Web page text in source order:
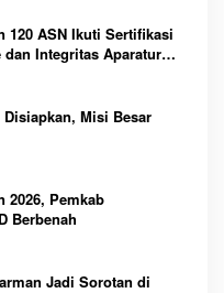
120 ASN Ikuti Sertifikasi
Integritas Aparatur
Misi Besar
2026, Pemkab
Berbenah
Jadi Sorotan di